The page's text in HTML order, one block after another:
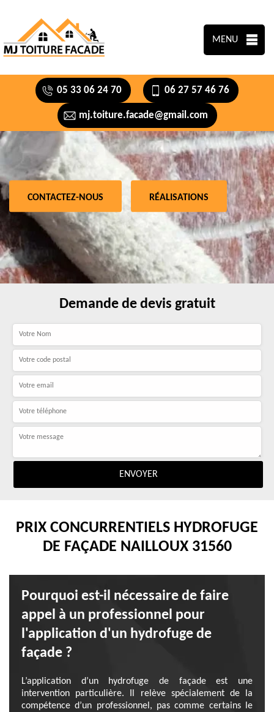
MENU
05 33 06 24 70 06 27 57 46 76
mj.toiture.facade@gmail.com
CONTACTEZ-NOUS RÉALISATIONS
Demande de devis gratuit
PRIX CONCURRENTIELS HYDROFUGE
DE FAÇADE NAILLOUX 31560
Pourquoi est-il nécessaire de faire
appel à un professionnel pour
l'application d'un hydrofuge de
façade ?
L’application d’un hydrofuge de façade est une
intervention particulière. Il relève spécialement de la
compétence d’un professionnel, pas comme certains le